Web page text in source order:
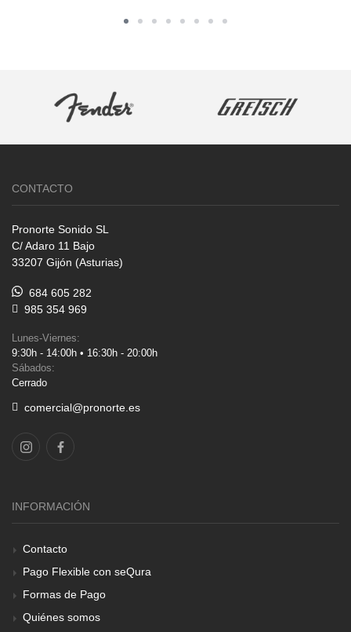
CONTACTO
Pronorte Sonido SL
C/ Adaro 11 Bajo
33207 Gijón (Asturias)
684 605 282
985 354 969
Lunes-Viernes:
9:30h - 14:00h • 16:30h - 20:00h
Sábados:
Cerrado
comercial@pronorte.es
INFORMACIÓN
Contacto
Pago Flexible con seQura
Formas de Pago
Quiénes somos